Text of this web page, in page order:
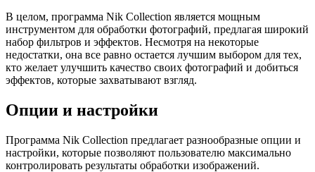
В целом, программа Nik Collection является мощным
инструментом для обработки фотографий, предлагая широкий
набор фильтров и эффектов. Несмотря на некоторые
недостатки, она все равно остается лучшим выбором для тех,
кто желает улучшить качество своих фотографий и добиться
эффектов, которые захватывают взгляд.
Опции и настройки
Программа Nik Collection предлагает разнообразные опции и
настройки, которые позволяют пользователю максимально
контролировать результаты обработки изображений.